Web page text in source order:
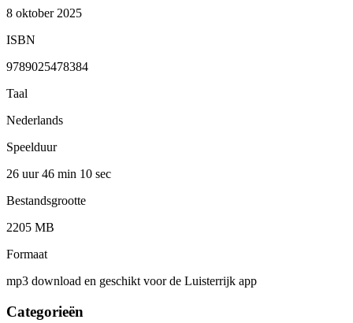
8 oktober 2025
ISBN
9789025478384
Taal
Nederlands
Speelduur
26 uur 46 min 10 sec
Bestandsgrootte
2205 MB
Formaat
mp3 download en geschikt voor de Luisterrijk app
Categorieën